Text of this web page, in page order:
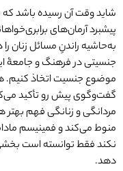
شاید وقت آن رسیده باشد
پیشبرد آرمان‌های
به‌حاشیه‌ راندنِ مسائل زنان
جنسیتی در فرهنگ و جامعۀ
موضوع جنسیت اتخاذ کنیم.
گفت‌وگوی پیش رو تأکید
مردانگی و زنانگی فهم بهتر
منوط می‌کند و فمینیسم
نکند فقط توانسته است
دهد.